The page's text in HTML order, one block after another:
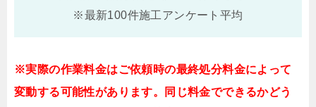
※最新100件施工アンケート平均
※実際の作業料金はご依頼時の最終処分料金によって
変動する可能性があります。同じ料金でできるかどう